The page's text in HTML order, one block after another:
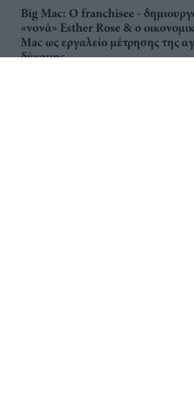
Big Mac: Ο franchisee -
«νονά» Esther Rose & ο
Mac ως εργαλείο μέτρησης της
δύναμης